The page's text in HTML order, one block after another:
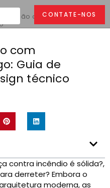
CONTATE-NOS
de fogo: Guia de
com
Guia de
técnico
contra incêndio é sólida?,
derreter? Embora o
moderna, as